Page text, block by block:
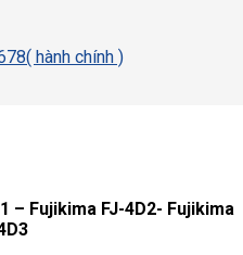
hành chính )
– Fujikima FJ-4D2- Fujikima